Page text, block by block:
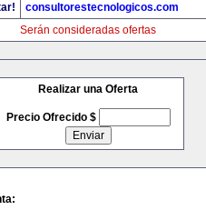
consultorestecnologicos.com
Serán consideradas ofertas
Realizar una Oferta
Precio Ofrecido $